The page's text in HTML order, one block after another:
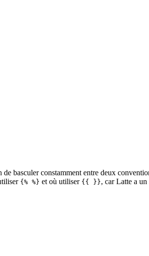
basculer constamment entre deux
{% %} et où utiliser {{ }}, car Latte a